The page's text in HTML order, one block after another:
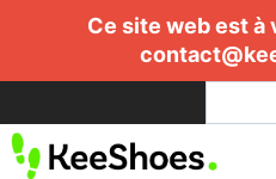
Ce site web est à